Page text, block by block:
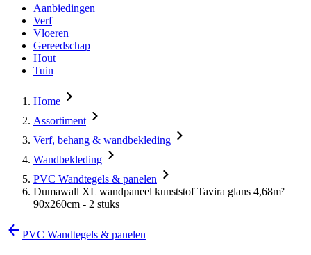
Aanbiedingen
Verf
Vloeren
Gereedschap
Hout
Tuin
Home
Assortiment
Verf, behang & wandbekleding
Wandbekleding
PVC Wandtegels & panelen
Dumawall XL wandpaneel kunststof Tavira glans 4,68m²
90x260cm - 2 stuks
PVC Wandtegels & panelen